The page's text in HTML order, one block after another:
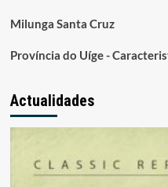
Milunga Santa Cruz
Província do Uíge -
Actualidades